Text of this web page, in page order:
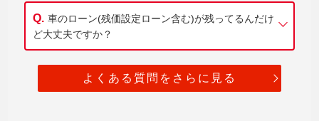
車のローン(残価設定ローン含む)が残ってるんだけ
ど大丈夫ですか？
よくある質問をさらに見る